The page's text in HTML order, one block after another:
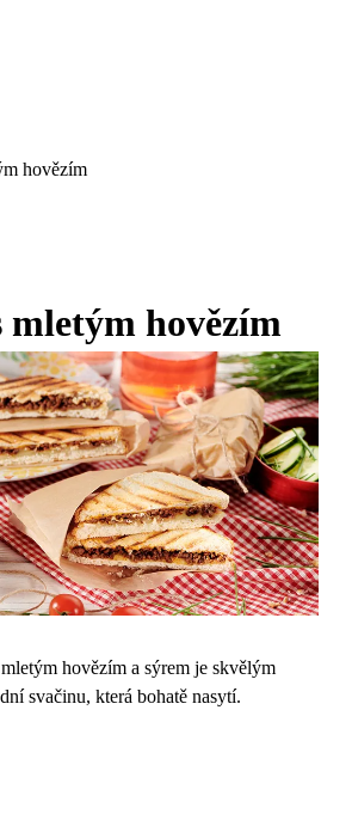
hovězím
mletým hovězím
hovězím a sýrem je skvělým
svačinu, která bohatě nasytí.